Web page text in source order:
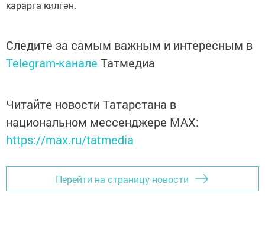
карарга килгән.
Следите за самым важным и интересным в
Telegram-канале Татмедиа
Читайте новости Татарстана в
национальном мессенджере MАХ:
https://max.ru/tatmedia
Перейти на страницу новости